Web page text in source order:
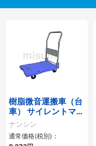
樹脂微音運搬車（台
車） サイレントマス
ター
ナンシン
通常価格(税別)：